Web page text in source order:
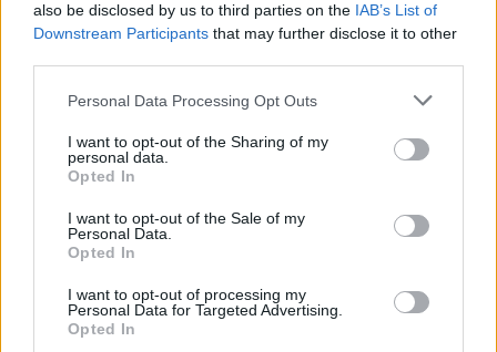
also be disclosed by us to third parties on the IAB’s List of
Downstream Participants that may further disclose it to other
Please note that this website/app uses one or more Google
not limited to your visit or usage behaviour. You may click to
grant or deny consent to Google and its third-party tags to
use your data for below specified purposes in below Google
consent section.
Personal Data Processing Opt Outs
I want to opt-out of the Sharing of my
personal data.
Opted In
I want to opt-out of the Sale of my
Personal Data.
Opted In
I want to opt-out of processing my
Personal Data for Targeted Advertising.
Opted In
σας. Είναι μια στιγμή βαθιάς συγκίνησης, κάθε
τελετή Αφής της Φλόγας κουβαλά ένα φορτίο
πολύ βαθύ και συγκινησιακό. Και η στιγμή της
όλων νομίζω ότι πάει στους αθλητές που είναι οι
ήρωες αυτού του θεσμού και αυτοί θα δώσουν
μετά, όλο τον εαυτό τους, για να λάμψουν αξίες
όπως η αλληλεγγύη, ο σεβασμός, η αρμονία.
Και να πω ότι σε όλη αυτή τη διαδικασία, η
Χορογράφος Αρτεμις Ιγνατίου είναι ο πυρήνας